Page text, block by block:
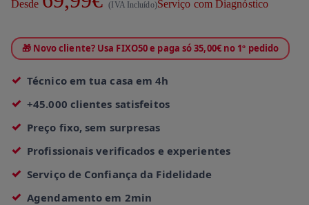
Desde (IVA Incluído)Serviço com Diagnóstico
🎁 Novo cliente? Usa FIXO50 e paga só 35,00€ no 1º pedido
Técnico em tua casa em 4h
+45.000 clientes satisfeitos
Preço fixo, sem surpresas
Profissionais verificados e experientes
Serviço de Confiança da Fidelidade
Agendamento em 2min